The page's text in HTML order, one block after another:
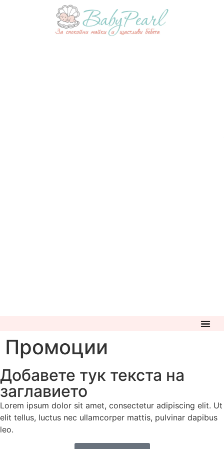
Промоции
Добавете тук текста на
заглавието
Lorem ipsum dolor sit amet, consectetur adipiscing elit. Ut
elit tellus, luctus nec ullamcorper mattis, pulvinar dapibus
leo.